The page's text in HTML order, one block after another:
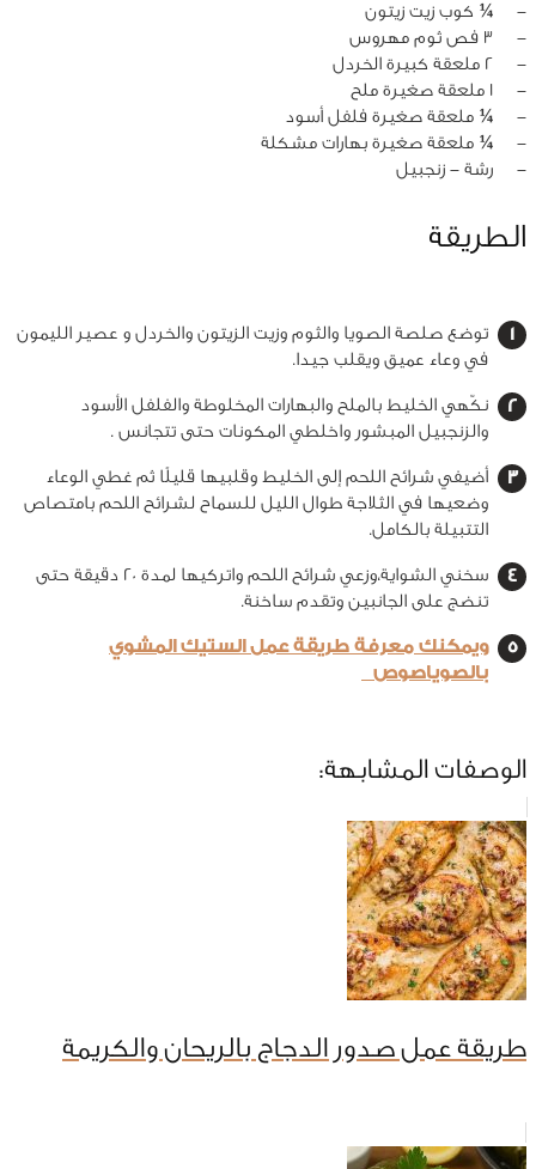
‏-
¼ كوب زيت زيتون
‏-
3 فص ثوم مهروس
‏-
2 ملعقة كبيرة الخردل
‏-
1 ملعقة صغيرة ملح
‏-
¼ ملعقة صغيرة فلفل أسود
‏-
¼ ملعقة صغيرة بهارات مشكلة
‏-
رشة - زنجبيل
الطريقة
توضع صلصة الصويا والثوم وزيت الزيتون والخردل و عصير الليمون
في وعاء عميق ويقلب جيدا.
نكّهي الخليط بالملح والبهارات المخلوطة والفلفل الأسود
والزنجبيل المبشور واخلطي المكونات حتى تتجانس .
أضيفي شرائح اللحم إلى الخليط وقلبيها قليلًا ثم غطي الوعاء
وضعيها في الثلاجة طوال الليل للسماح لشرائح اللحم بامتصاص
التتبيلة بالكامل.
سخني الشواية،وزعي شرائح اللحم واتركيها لمدة 20 دقيقة حتى
تنضج على الجانبين وتقدم ساخنة.
ويمكنك معرفة طريقة عمل الستيك المشوي
بالصوياصوص
الوصفات المشابهة:
طريقة عمل صدور الدجاج بالريحان والكريمة